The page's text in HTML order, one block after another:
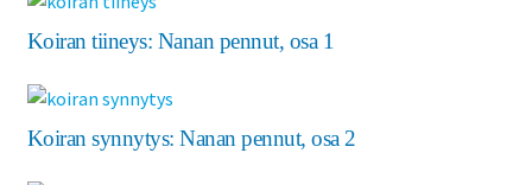
Koiran tiineys: Nanan pennut, osa 1
Koiran synnytys: Nanan pennut, osa 2